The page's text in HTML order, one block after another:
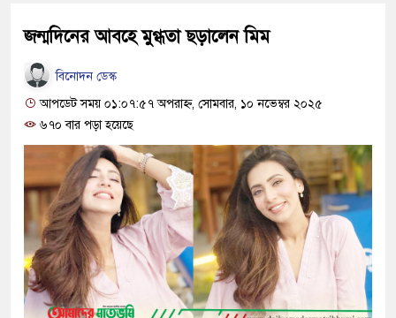
জন্মদিনের আবহে মুগ্ধতা ছড়ালেন মিম
বিনোদন ডেস্ক
আপডেট সময় ০১:০৭:৫৭ অপরাহ্ন, সোমবার, ১০ নভেম্বর ২০২৫
৬৭০ বার পড়া হয়েছে